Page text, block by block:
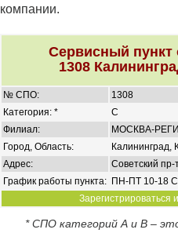
компании.
Сервисный
1308
№ СПО:
1308
Категория: *
C
Филиал:
МОСКВА-
Город, Область:
Калининград,
Адрес:
Советский пр-
График работы пункта: ПН-ПТ 10-18
Зарегистрироваться
* СПО категорий А и В –